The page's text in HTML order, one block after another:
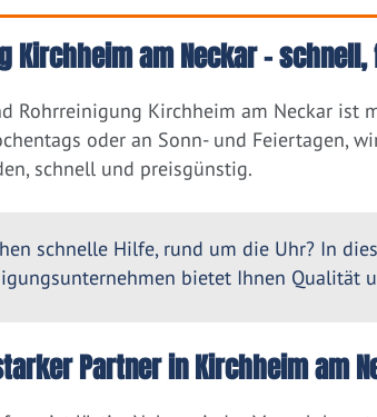
Kirchheim am Neckar –
Rohrreinigung Kirchheim am Neckar ist
oder an Sonn- und Feiertagen,
schnell und preisgünstig.
schnelle Hilfe, rund um die Uhr? In
bietet Ihnen Qualität
Partner in Kirchheim am